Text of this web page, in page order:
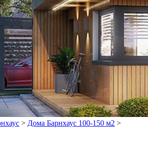
> Дома Барнхаус 100-150 м2 >